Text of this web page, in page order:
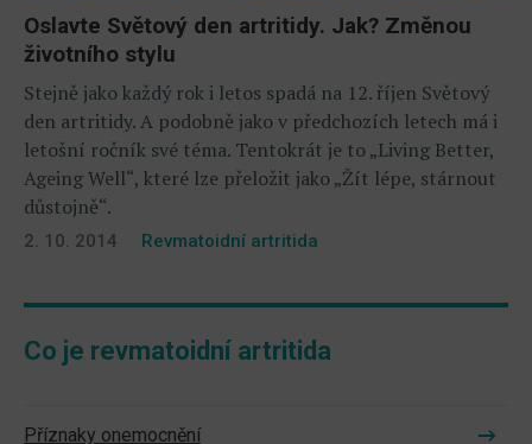
Oslavte Světový den artritidy. Jak? Změnou
životního stylu
Stejně jako každý rok i letos spadá na 12. říjen Světový
den artritidy. A podobně jako v předchozích letech má i
letošní ročník své téma. Tentokrát je to „Living Better,
Ageing Well“, které lze přeložit jako „Žít lépe, stárnout
důstojně“.
2. 10. 2014 Revmatoidní artritida
Co je revmatoidní artritida
Příznaky onemocnění